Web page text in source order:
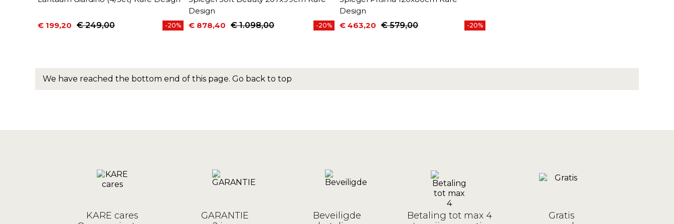
Prijs
€ 199,20
Normale prijs€ 249,00 -20%
Design
Prijs
€ 878,40
Normale prijs€ 1.098,00 -20%
Design
Prijs
€ 463,20
Normale prijs€ 579,00 -20%
We have reached the bottom end of this page. Go back to top
KARE cares
GARANTIE
Beveiligde
Betaling tot max 4
Gratis